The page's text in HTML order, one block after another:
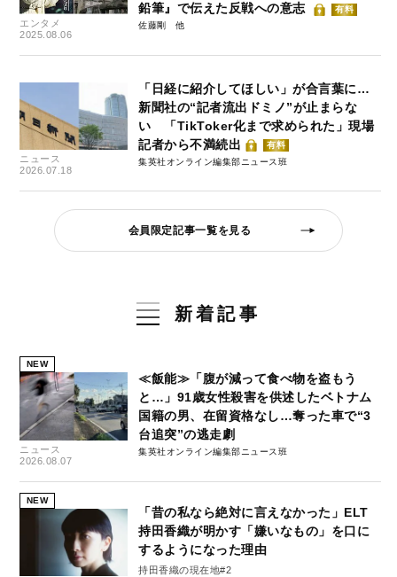
エンタメ
2025.08.06
鉛筆』で伝えた反戦への意志
有料
佐藤剛
ニュース
2026.07.18
「日経に紹介してほしい」が合言葉に…
新聞社の“記者流出ドミノ”が止まらな
い 「TikToker化まで求められた」現場
記者から不満続出
有料
集英社オンライン編集部ニュース班
会員限定記事一覧を見る
新着記事
NEW
ニュース
2026.08.07
≪飯能≫「腹が減って食べ物を盗もう
と…」91歳女性殺害を供述したベトナム
国籍の男、在留資格なし…奪った車で“3
台追突”の逃走劇
集英社オンライン編集部ニュース班
NEW
「昔の私なら絶対に言えなかった」ELT
持田香織が明かす「嫌いなもの」を口に
するようになった理由
持田香織の現在地#2